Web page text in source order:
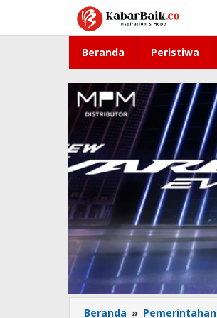
konten
Beranda Peristiwa
Beranda » Pemerintahan